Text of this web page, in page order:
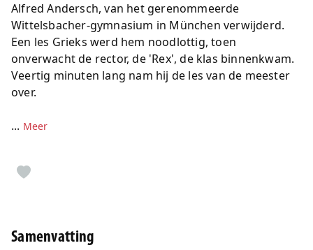
Alfred Andersch, van het gerenommeerde
Wittelsbacher-gymnasium in München verwijderd.
Een les Grieks werd hem noodlottig, toen
onverwacht de rector, de 'Rex', de klas binnenkwam.
Veertig minuten lang nam hij de les van de meester
over.
... Meer
Samenvatting